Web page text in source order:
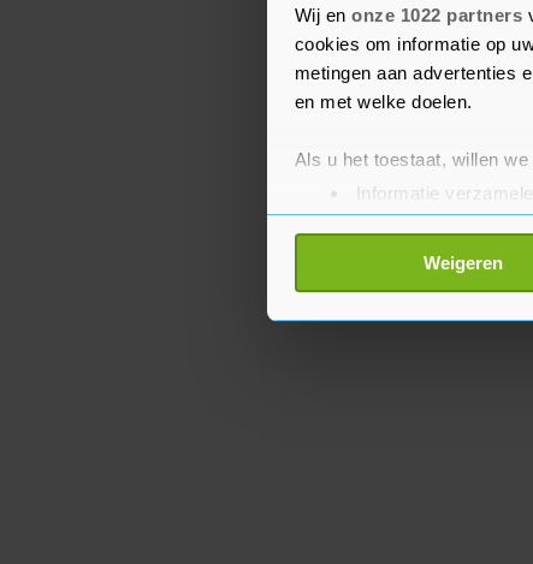
Wij en onze 1022 partners
cookies om informatie op
metingen aan advertenties
en met welke doelen.
Als u het toestaat, willen we
Informatie
Uw apparaat
Lees meer over hoe uw
toestemming op elk
Weigeren
zodat er maar een in
nodig zijn.